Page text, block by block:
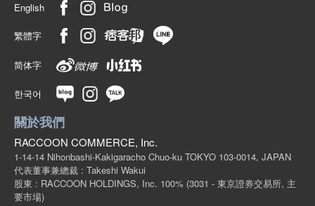
English
繁體字
简体字
한국어
關於我們
RACCOON COMMERCE, Inc.
1-14-14 Nihonbashi-Kakigaracho Chuo-ku TOKYO 103-0014, JAPAN
代表董事兼總裁 : Takeshi Wakui
股東 : RACCOON HOLDINGS, Inc. 100% (3031 - 東京證券交易所, 主
要市場)